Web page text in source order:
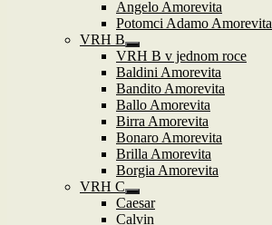
Angelo Amorevita
Potomci Adamo Amorevita
VRH B
Zobrazit
podřazené
položky
VRH B v jednom roce
Baldini Amorevita
Bandito Amorevita
Ballo Amorevita
Birra Amorevita
Bonaro Amorevita
Brilla Amorevita
Borgia Amorevita
VRH C
Zobrazit
podřazené
Caesar
Calvin